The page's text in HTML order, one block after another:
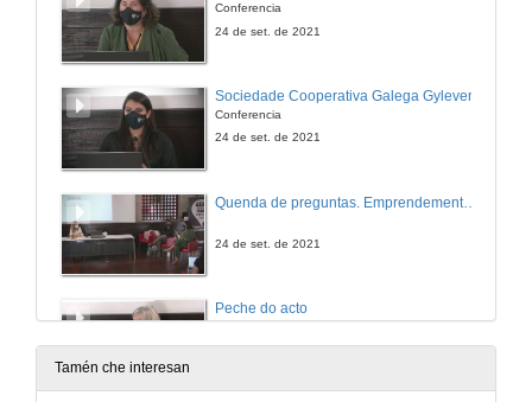
Conferencia
24 de set. de 2021
Sociedade Cooperativa Galega Gyleven
Conferencia
24 de set. de 2021
24 de set. de 2021
Peche do acto
24 de set. de 2021
Tamén che interesan